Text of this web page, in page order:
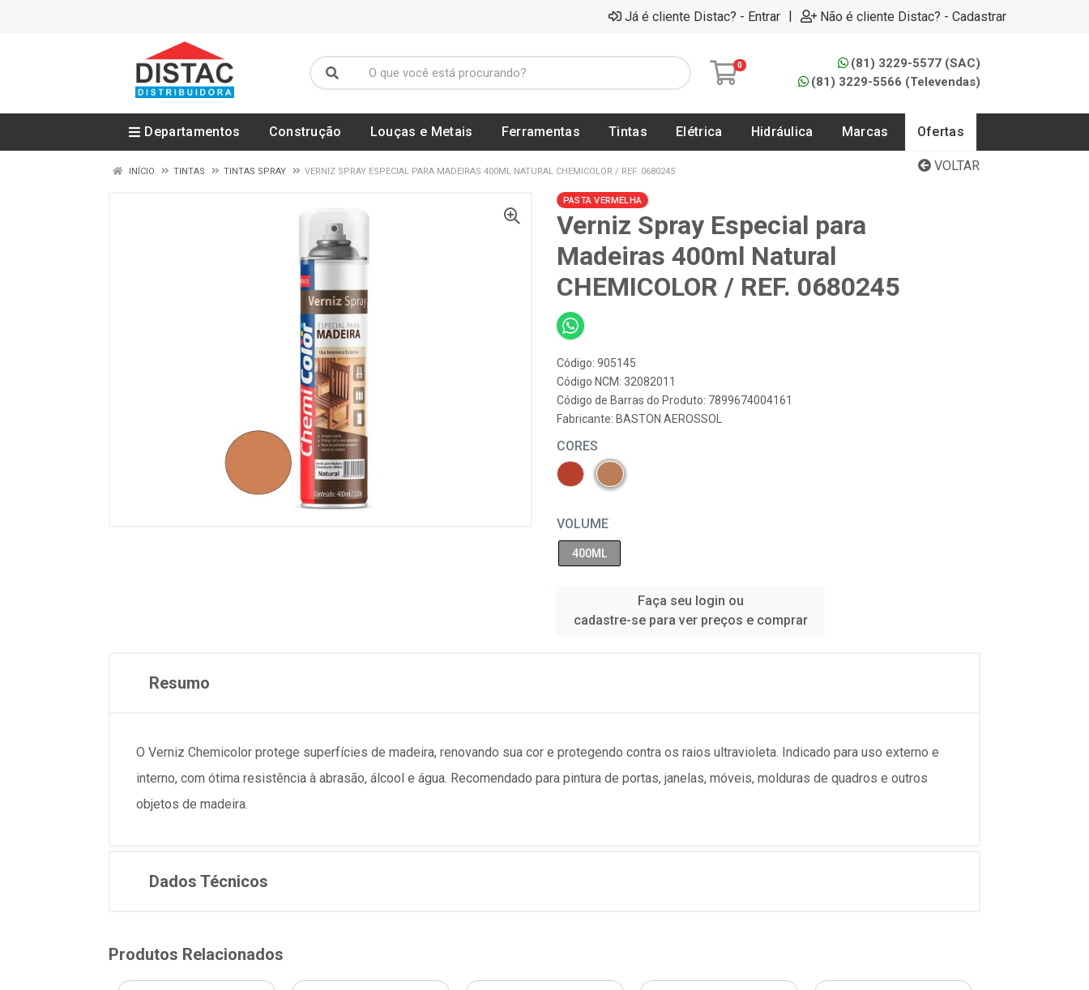
Já é cliente Distac? - Entrar | Não é cliente Distac? - Cadastrar
0
(81) 3229-5577 (SAC)
(81) 3229-5566 (Televendas)
Departamentos Construção Louças e Metais Ferramentas Tintas Elétrica Hidráulica Marcas Ofertas
VOLTAR
INÍCIO TINTAS TINTAS SPRAY VERNIZ SPRAY ESPECIAL PARA MADEIRAS 400ML NATURAL CHEMICOLOR / REF. 0680245
PASTA VERMELHA
Verniz Spray Especial para
Madeiras 400ml Natural
CHEMICOLOR / REF. 0680245
Código: 905145
Código NCM: 32082011
Código de Barras do Produto: 7899674004161
Fabricante: BASTON AEROSSOL
CORES
VOLUME
400ML
Faça seu login ou
cadastre-se para ver preços e comprar
Resumo
O Verniz Chemicolor protege superfícies de madeira, renovando sua cor e protegendo contra os raios ultravioleta. Indicado para uso externo e
interno, com ótima resistência à abrasão, álcool e água. Recomendado para pintura de portas, janelas, móveis, molduras de quadros e outros
objetos de madeira.
Dados Técnicos
Produtos Relacionados